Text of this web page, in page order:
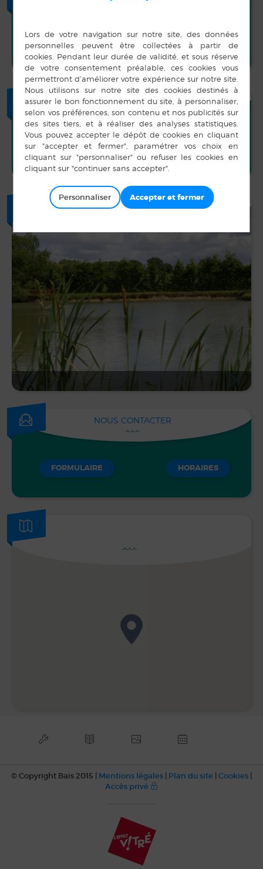
MAR
17
BAL CLUB DE L’ESPÉRANCE
ACCÈS RAPIDE
EN IMAGE
NOUS CONTACTER
FORMULAIRE HORAIRES
© Copyright Bais 2015 | Mentions légales | Plan du site | Cookies |
Accès privé
Personnaliser